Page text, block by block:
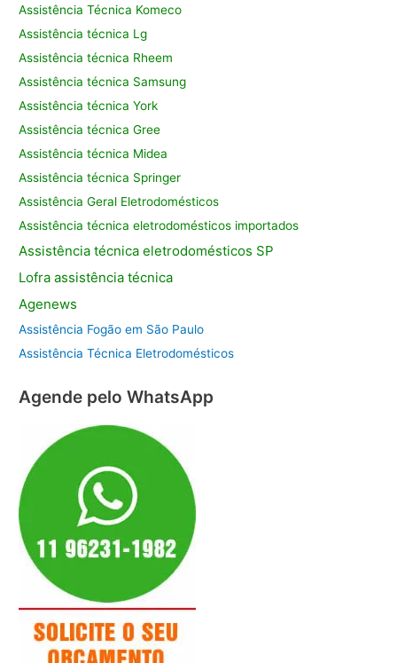
Assistência Técnica Komeco
Assistência técnica Lg
Assistência técnica Rheem
Assistência técnica Samsung
Assistência técnica York
Assistência técnica Gree
Assistência técnica Midea
Assistência técnica Springer
Assistência Geral Eletrodomésticos
Assistência técnica eletrodomésticos importados
Assistência técnica eletrodomésticos SP
Lofra assistênciatécnica
Agenews
Assistência Fogão em São Paulo
Assistência Técnica Eletrodomésticos
Agende pelo WhatsApp